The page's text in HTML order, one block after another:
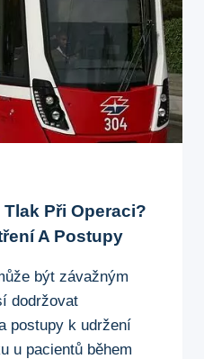
Při Operaci?
A Postupy
být závažným
dodržovat
postupy k udržení
u pacientů během